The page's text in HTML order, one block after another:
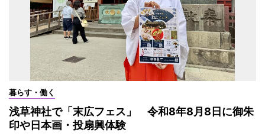
暮らす・働く
浅草神社で「末広フェス」 令和8年8月8日に御朱
印や日本画・投扇興体験